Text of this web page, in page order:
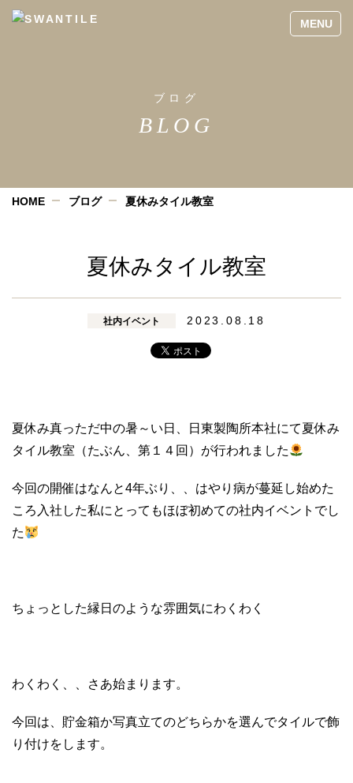
ブログ
BLOG
HOME ブログ 夏休みタイル教室
夏休みタイル教室
社内イベント 2023.08.18
夏休み真っただ中の暑～い日、日東製陶所本社にて夏休み
タイル教室（たぶん、第１４回）が行われました
今回の開催はなんと4年ぶり、、はやり病が蔓延し始めた
ころ入社した私にとってもほぼ初めての社内イベントでし
た
ちょっとした縁日のような雰囲気にわくわく
わくわく、、さあ始まります。
今回は、貯金箱か写真立てのどちらかを選んでタイルで飾
り付けをします。